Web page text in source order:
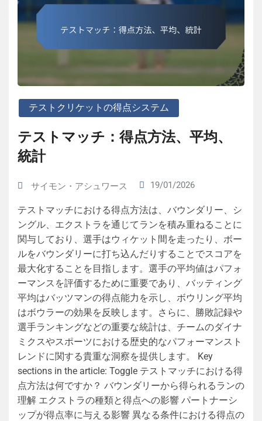
テストクリケットの得点システム
テストマッチ：得点方法、平均、
統計
サイモン・アシュワース 19/01/2026
テストマッチにおける得点方法は、バウンダリー、シ
ングル、エクストラを通じてランを積み重ねることに
関与しており、選手はウィケット間を走ったり、ボー
ルをバウンダリーに打ち込んだりすることでスコアを
最大化することを目指します。選手の平均値はパフォ
ーマンスを評価するために重要であり、バッティング
平均はバッツマンの得点能力を示し、ボウリング平均
はボウラーの効果を反映します。さらに、勝敗記録や
選手ランキングなどの重要な統計は、チームのダイナ
ミクスやスポーツにおける歴史的なパフォーマンスト
レンドに関する貴重な洞察を提供します。 Key
sections in the article: Toggle テストマッチにおける得
点方法は何ですか？ バウンダリーから得られるランの
理解 エクストラの種類と得点への影響 パートナーシ
ップが得点率に与える影響 異なる条件における得点の